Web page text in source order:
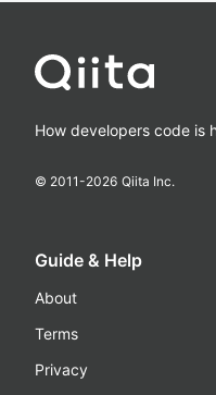
How developers code is
© 2011-2026 Qiita Inc.
Guide & Help
About
Terms
Privacy